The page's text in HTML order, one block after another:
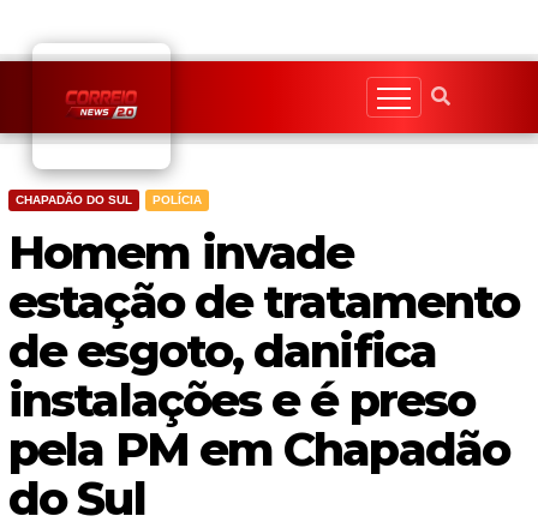
content
CHAPADÃO DO SUL POLÍCIA
Homem invade
estação de tratamento
de esgoto, danifica
instalações e é preso
pela PM em Chapadão
do Sul